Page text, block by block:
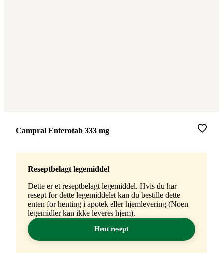
Merke:
Campral Enterotab 333 mg
Reseptbelagt legemiddel
Dette er et reseptbelagt legemiddel. Hvis du har
resept for dette legemiddelet kan du bestille dette
enten for henting i apotek eller hjemlevering (Noen
legemidler kan ikke leveres hjem).
Hent resept